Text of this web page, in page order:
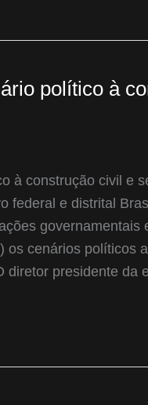
político à
à construção civil e
federal e distrital
governamentais
os cenários políticos
diretor presidente da